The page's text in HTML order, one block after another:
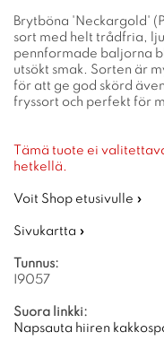
Brytböna 'Neckargold'
sort med helt trådfria,
pennformade baljorna
utsökt smak. Sorten är
för att ge god skörd
fryssort och perfekt för
Tämä tuote ei
hetkellä.
Voit Shop etusivulle »
Sivukartta »
Tunnus:
I9057
Suora linkki:
Napsauta hiiren